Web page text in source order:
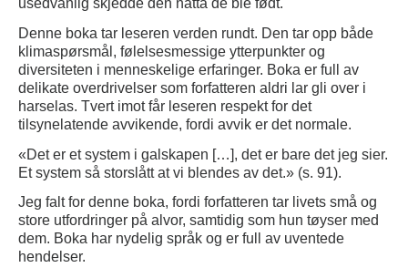
usedvanlig skjedde den natta de ble født.
Denne boka tar leseren verden rundt. Den tar opp både
klimaspørsmål, følelsesmessige ytterpunkter og
diversiteten i menneskelige erfaringer. Boka er full av
delikate overdrivelser som forfatteren aldri lar gli over i
harselas. Tvert imot får leseren respekt for det
tilsynelatende avvikende, fordi avvik er det normale.
«Det er et system i galskapen […], det er bare det jeg sier.
Et system så storslått at vi blendes av det.» (s. 91).
Jeg falt for denne boka, fordi forfatteren tar livets små og
store utfordringer på alvor, samtidig som hun tøyser med
dem. Boka har nydelig språk og er full av uventede
hendelser.